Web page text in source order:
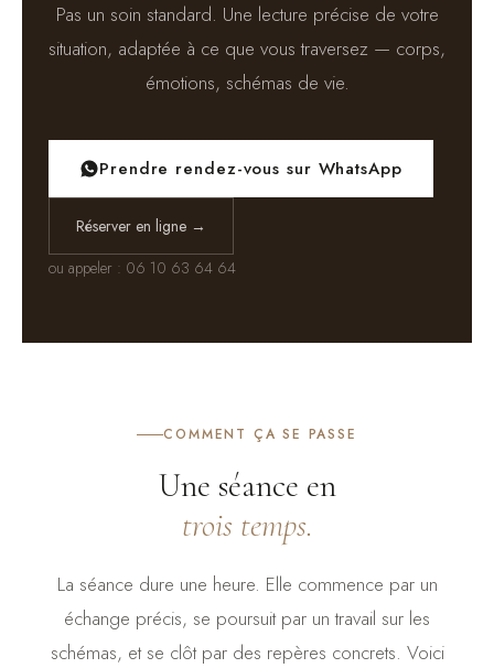
Pas un soin standard. Une lecture précise de votre
situation, adaptée à ce que vous traversez — corps,
émotions, schémas de vie.
Prendre rendez-vous sur WhatsApp
Réserver en ligne →
ou appeler : 06 10 63 64 64
COMMENT ÇA SE PASSE
Une séance en
trois temps.
La séance dure une heure. Elle commence par un
échange précis, se poursuit par un travail sur les
schémas, et se clôt par des repères concrets. Voici